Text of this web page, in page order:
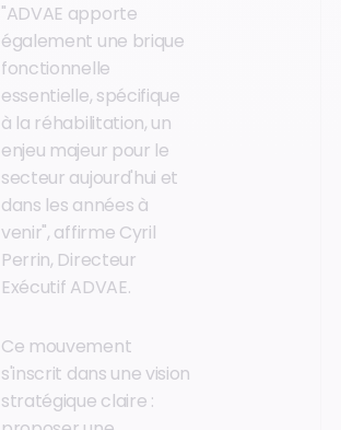
"ADVAE apporte
également une brique
fonctionnelle
essentielle, spécifique
à la réhabilitation, un
enjeu majeur pour le
secteur aujourd'hui et
dans les années à
venir", affirme Cyril
Perrin, Directeur
Exécutif ADVAE.
Ce mouvement
s'inscrit dans une vision
stratégique claire :